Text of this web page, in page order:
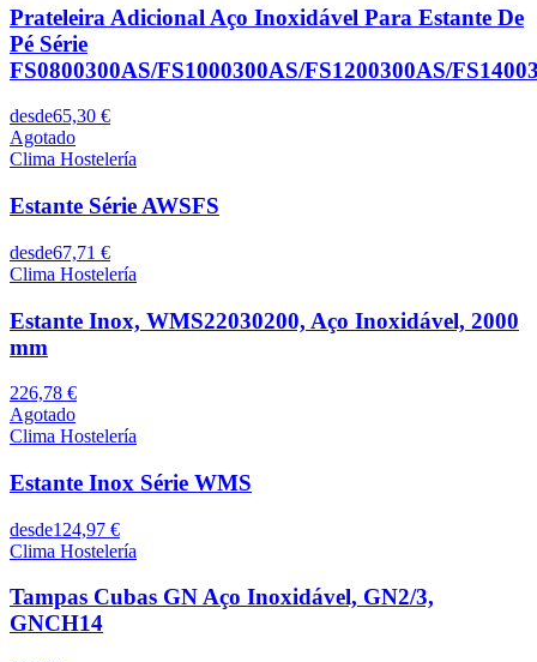
Prateleira Adicional Aço Inoxidável Para Estante De
Pé Série
FS0800300AS/FS1000300AS/FS1200300AS/
desde65,30 €
Agotado
Clima Hostelería
Estante Série AWSFS
desde67,71 €
Clima Hostelería
Estante Inox, WMS22030200, Aço Inoxidável, 2000
mm
226,78 €
Agotado
Clima Hostelería
Estante Inox Série WMS
desde124,97 €
Clima Hostelería
Tampas Cubas GN Aço Inoxidável, GN2/3,
GNCH14